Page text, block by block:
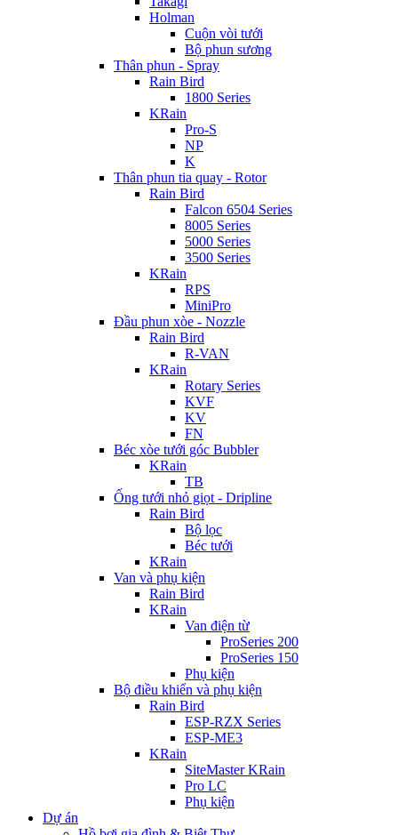
Holman
Cuộn vòi tưới
Bộ phun sương
Thân phun - Spray
Rain Bird
1800 Series
KRain
Pro-S
NP
K
Thân phun tia quay - Rotor
Rain Bird
Falcon 6504 Series
8005 Series
5000 Series
3500 Series
KRain
RPS
MiniPro
Đầu phun xòe - Nozzle
Rain Bird
R-VAN
KRain
Rotary Series
KVF
KV
FN
Béc xòe tưới góc Bubbler
KRain
TB
Ống tưới nhỏ giọt - Dripline
Rain Bird
Bộ lọc
Béc tưới
KRain
Van và phụ kiện
Rain Bird
KRain
Van điện từ
ProSeries 200
ProSeries 150
Phụ kiện
Bộ điều khiển và phụ kiện
Rain Bird
ESP-RZX Series
ESP-ME3
KRain
SiteMaster KRain
Pro LC
Phụ kiện
Dự án